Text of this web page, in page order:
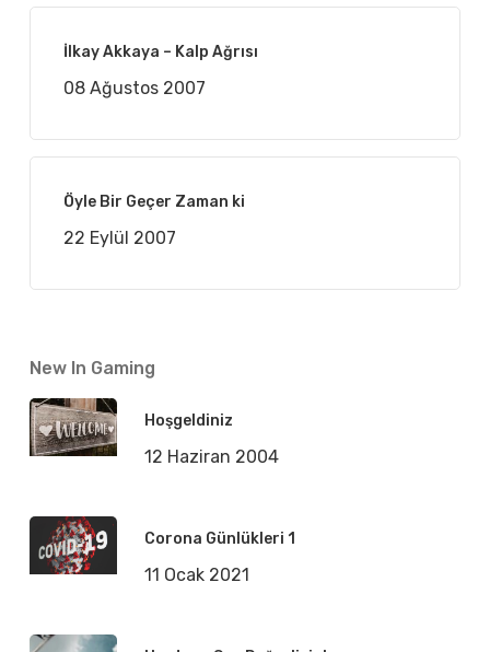
İlkay Akkaya – Kalp Ağrısı
08 Ağustos 2007
Öyle Bir Geçer Zaman ki
22 Eylül 2007
New In Gaming
Hoşgeldiniz
12 Haziran 2004
Corona Günlükleri 1
11 Ocak 2021